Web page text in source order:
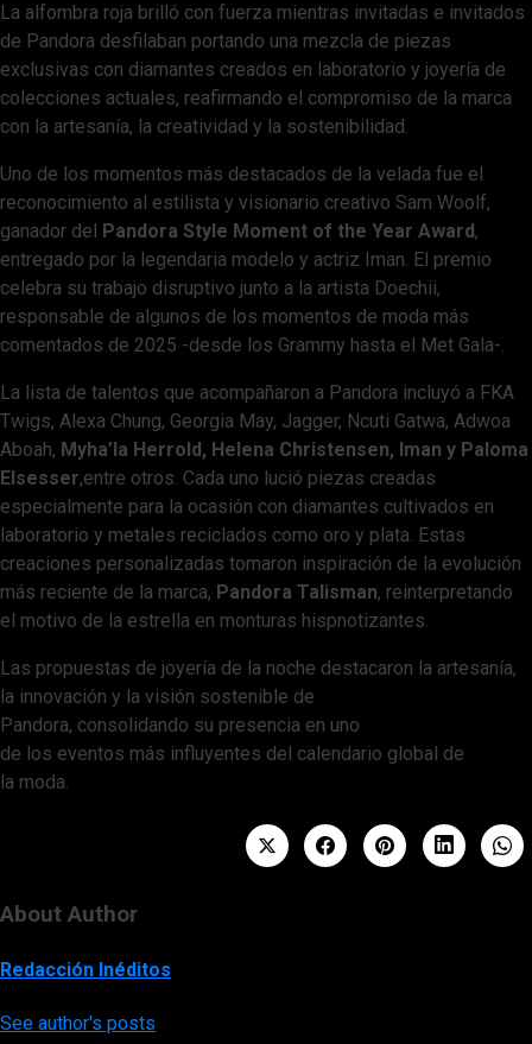
La alfombra roja brilló con fuerza mientras invitadas e invitados
de Pandora desfilaban portando una mezcla de piezas
exclusivas con diamantes creados en laboratorio y joyería de
colecciones actuales, reafirmando el compromiso de la marca
con la artesanía, la creatividad y la sostenibilidad.
Uno de los momentos más destacados de la velada fue el
reconocimiento al estilista y visionario creativo Sam Woolf,
ganador del
Pandora Style Moment of the Year Award ,
entregado por la legendaria modelo y actriz Iman. El premio
celebra su trabajo disruptivo junto a la artista Doechii,
responsable de algunos de los momentos de moda más
comentados de 2025 -desde los Grammy hasta el Met Gala-.
La lista de talentos que acompañaron a Pandora incluyó a FKA
Twigs, Alexa Chung, Georgia May, Jagger, Ncuti Gatwa, Adwoa
Aboah, Myha’la Herrold, Helena Christensen, Iman y Paloma
Elsesser,entre otros. Cada uno lució piezas creadas
especialmente para la ocasión con diamantes cultivados en
laboratorio y metales reciclados como oro y plata. Estas
creaciones personalizadas tomaron inspiración de la evolución
más reciente de la marca, Pandora Talisman, reinterpretando
el motivo de la estrella en monturas hispnotizantes.
Las propuestas de joyería de la noche destacaron la artesanía,
la innovación y la visión sostenible de
Pandora, consolidando su presencia en uno
de los eventos más influyentes del calendario global de
la moda.
About Author
Redacción Inéditos
See author's posts